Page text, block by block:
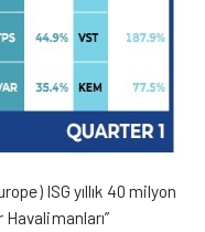
ISG yıllık 40 milyon